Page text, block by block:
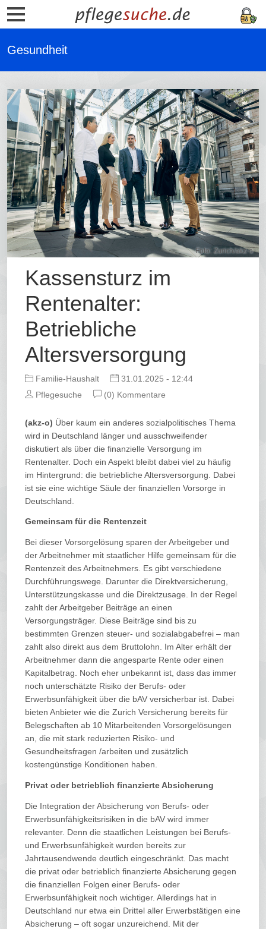
Gesundheit
Foto: Zurich/akz-o
Kassensturz im
Rentenalter:
Betriebliche
Altersversorgung
Familie-Haushalt
31.01.2025 - 12:44
Pflegesuche
(0) Kommentare
(akz-o) Über kaum ein anderes sozialpolitisches Thema
wird in Deutschland länger und ausschweifender
diskutiert als über die finanzielle Versorgung im
Rentenalter. Doch ein Aspekt bleibt dabei viel zu häufig
im Hintergrund: die betriebliche Altersversorgung. Dabei
ist sie eine wichtige Säule der finanziellen Vorsorge in
Deutschland.
Gemeinsam für die Rentenzeit
Bei dieser Vorsorgelösung sparen der Arbeitgeber und
der Arbeitnehmer mit staatlicher Hilfe gemeinsam für die
Rentenzeit des Arbeitnehmers. Es gibt verschiedene
Durchführungswege. Darunter die Direktversicherung,
Unterstützungskasse und die Direktzusage. In der Regel
zahlt der Arbeitgeber Beiträge an einen
Versorgungsträger. Diese Beiträge sind bis zu
bestimmten Grenzen steuer- und sozialabgabefrei – man
zahlt also direkt aus dem Bruttolohn. Im Alter erhält der
Arbeitnehmer dann die angesparte Rente oder einen
Kapitalbetrag. Noch eher unbekannt ist, dass das immer
noch unterschätzte Risiko der Berufs- oder
Erwerbsunfähigkeit über die bAV versicherbar ist. Dabei
bieten Anbieter wie die Zurich Versicherung bereits für
Belegschaften ab 10 Mitarbeitenden Vorsorgelösungen
an, die mit stark reduzierten Risiko- und
Gesundheitsfragen /arbeiten und zusätzlich
kostengünstige Konditionen haben.
Privat oder betrieblich finanzierte Absicherung
Die Integration der Absicherung von Berufs- oder
Erwerbsunfähigkeitsrisiken in die bAV wird immer
relevanter. Denn die staatlichen Leistungen bei Berufs-
und Erwerbsunfähigkeit wurden bereits zur
Jahrtausendwende deutlich eingeschränkt. Das macht
die privat oder betrieblich finanzierte Absicherung gegen
die finanziellen Folgen einer Berufs- oder
Erwerbsunfähigkeit noch wichtiger. Allerdings hat in
Deutschland nur etwa ein Drittel aller Erwerbstätigen eine
Absicherung – oft sogar unzureichend. Mit der